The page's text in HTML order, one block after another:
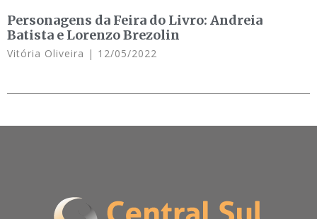
Personagens da Feira do Livro: Andreia
Batista e Lorenzo Brezolin
Vitória Oliveira 12/05/2022